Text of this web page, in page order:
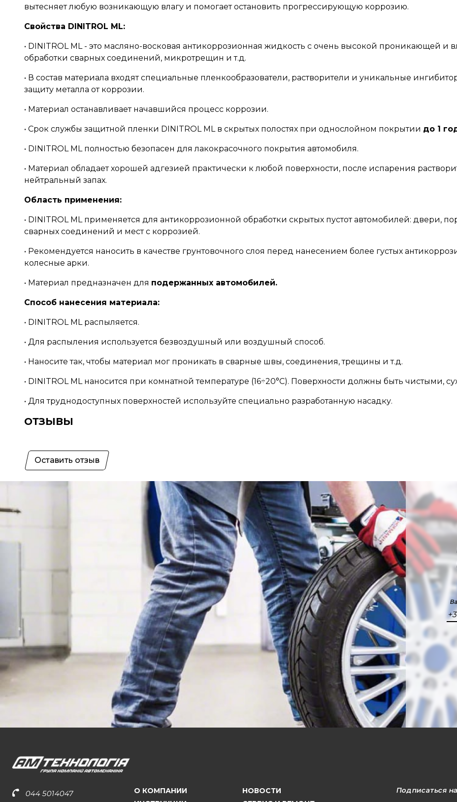
вытесняет любую возникающую влагу и помогает остановить прогрессирующую коррозию.
Свойства DINITROL ML:
• DINITROL ML - это масляно-восковая антикоррозионная жидкость с очень высокой проникающей и
обработки сварных соединений, микротрещин и т.д.
• В состав материала входят специальные пленкообразователи, растворители и уникальные
защиту металла от коррозии.
• Материал останавливает начавшийся процесс коррозии.
• Срок службы защитной пленки DINITROL ML в скрытых полостях при однослойном покрытии до 1
• DINITROL ML полностью безопасен для лакокрасочного покрытия автомобиля.
• Материал обладает хорошей адгезией практически к любой поверхности, после испарения
нейтральный запах.
Область применения:
• DINITROL ML применяется для антикоррозионной обработки скрытых пустот автомобилей: двери,
сварных соединений и мест с коррозией.
• Рекомендуется наносить в качестве грунтовочного слоя перед нанесением более густых
колесные арки.
• Материал предназначен для подержанных автомобилей.
Способ нанесения материала:
• DINITROL ML распыляется.
• Для распыления используется безвоздушный или воздушный способ.
• Наносите так, чтобы материал мог проникать в сварные швы, соединения, трещины и т.д.
• DINITROL ML наносится при комнатной температуре (16÷20°C). Поверхности должны быть чистыми,
• Для труднодоступных поверхностей используйте специально разработанную насадку.
ОТЗЫВЫ
Оставить отзыв
044 5014047
О КОМПАНИИ
НОВОСТИ
Подписаться